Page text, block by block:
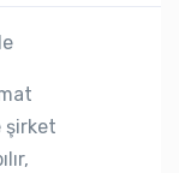
şirket